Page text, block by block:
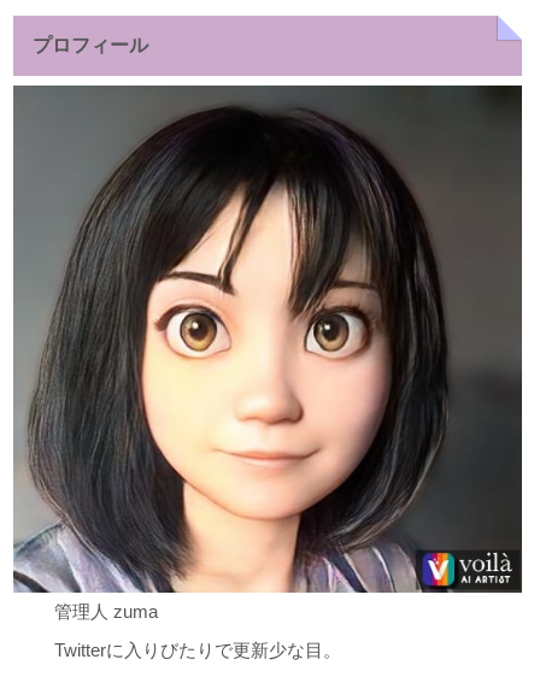
プロフィール
管理人 zuma
Twitterに入りびたりで更新少な目。